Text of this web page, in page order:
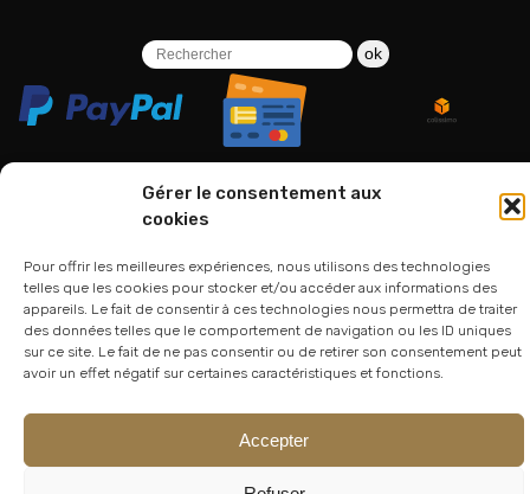
Gérer le consentement aux
cookies
Pour offrir les meilleures expériences, nous utilisons des technologies
telles que les cookies pour stocker et/ou accéder aux informations des
appareils. Le fait de consentir à ces technologies nous permettra de traiter
des données telles que le comportement de navigation ou les ID uniques
sur ce site. Le fait de ne pas consentir ou de retirer son consentement peut
avoir un effet négatif sur certaines caractéristiques et fonctions.
Accepter
ok
01 75 33 00 85
Atelier Lesoon |King Bee Std